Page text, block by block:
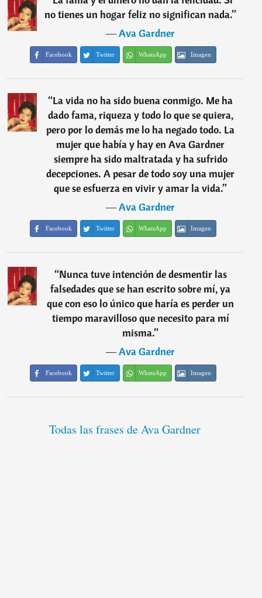
no tienes un hogar feliz no significan nada.”
―Ava Gardner
Facebook Twitter WhatsApp Imagen
“La vida no ha sido buena conmigo. Me ha
dado fama, riqueza y todo lo que se quiera,
pero por lo demás me lo ha negado todo. La
mujer que había y hay en Ava Gardner
siempre ha sido maltratada y ha sufrido
decepciones. A pesar de todo soy una mujer
que se esfuerza en vivir y amar la vida.”
―Ava Gardner
Facebook Twitter WhatsApp Imagen
“Nunca tuve intención de desmentir las
falsedades que se han escrito sobre mí, ya
que con eso lo único que haría es perder un
tiempo maravilloso que necesito para mí
misma.”
―Ava Gardner
Facebook Twitter WhatsApp Imagen
Todas las frases de Ava Gardner